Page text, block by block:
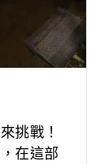
挑戰！
在這部